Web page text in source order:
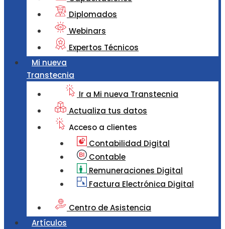
Diplomados
Webinars
Expertos Técnicos
Mi nueva
Transtecnia
Ir a Mi nueva Transtecnia
Actualiza tus datos
Acceso a clientes
Contabilidad Digital
Contable
Remuneraciones Digital
Factura Electrónica Digital
Centro de Asistencia
Artículos